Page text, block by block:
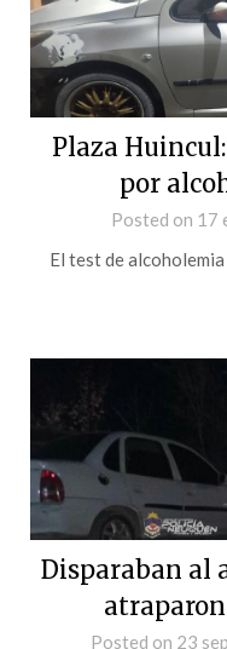
Plaza
por
Posted on 17
El test de
Disparaban al
Posted on 23